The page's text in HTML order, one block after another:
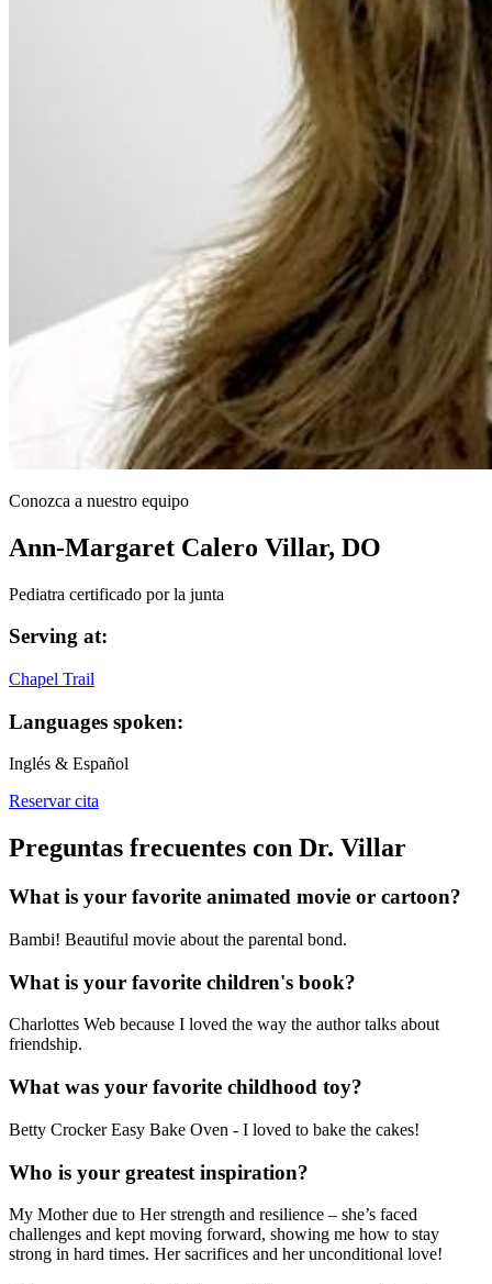
Conozca a nuestro equipo
Ann-Margaret Calero Villar, DO
Pediatra certificado por la junta
Serving at:
Chapel Trail
Languages spoken:
Inglés & Español
Reservar cita
Preguntas frecuentes con Dr. Villar
What is your favorite animated movie or cartoon?
Bambi! Beautiful movie about the parental bond.
What is your favorite children's book?
Charlottes Web because I loved the way the author talks about
friendship.
What was your favorite childhood toy?
Betty Crocker Easy Bake Oven - I loved to bake the cakes!
Who is your greatest inspiration?
My Mother due to Her strength and resilience – she’s faced
challenges and kept moving forward, showing me how to stay
strong in hard times. Her sacrifices and her unconditional love!